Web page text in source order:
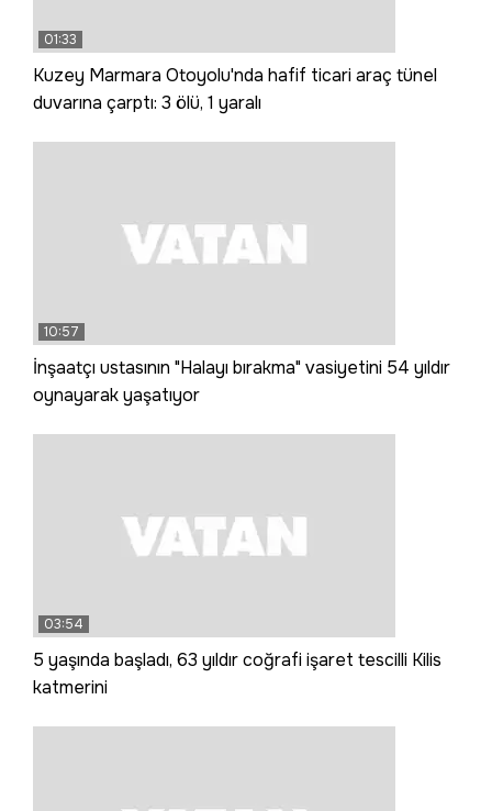
01:33
Kuzey Marmara Otoyolu'nda hafif ticari araç tünel
duvarına çarptı: 3 ölü, 1 yaralı
10:57
İnşaatçı ustasının "Halayı bırakma" vasiyetini 54 yıldır
oynayarak yaşatıyor
03:54
5 yaşında başladı, 63 yıldır coğrafi işaret tescilli Kilis
katmerini